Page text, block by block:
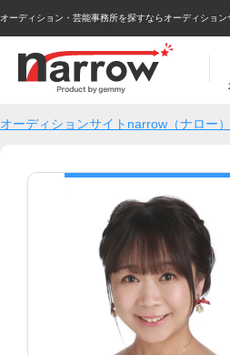
オーディション・芸能事務所を探すならオーディショ
オーディションサイトnarrow（ナロー）